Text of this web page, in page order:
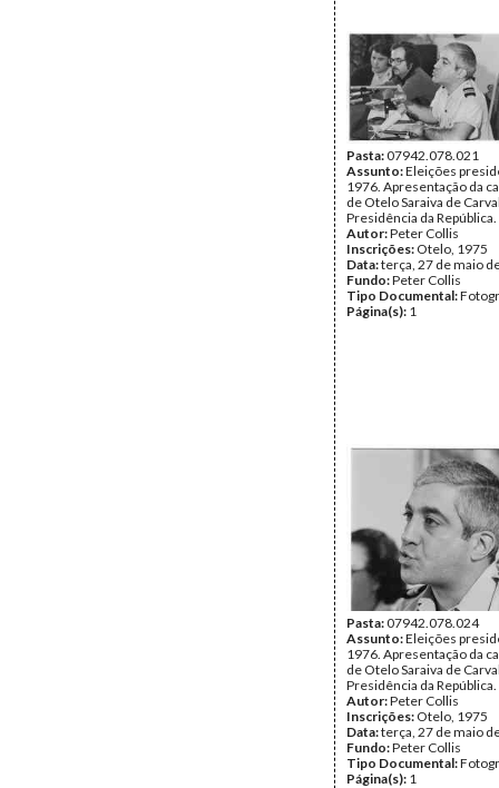
Pasta:07942.078.021
Assunto:Eleições
1976. Apresentação da
de Otelo Saraiva de
Presidência da República.
Autor:Peter Collis
Inscrições: Otelo, 1975
Data:terça, 27 de maio
Fundo:Peter Collis
Tipo Documental:
Página(s): 1
Pasta:07942.078.024
Assunto:Eleições
1976. Apresentação da
de Otelo Saraiva de
Presidência da República.
Autor:Peter Collis
Inscrições: Otelo, 1975
Data:terça, 27 de maio
Fundo:Peter Collis
Tipo Documental:
Página(s): 1